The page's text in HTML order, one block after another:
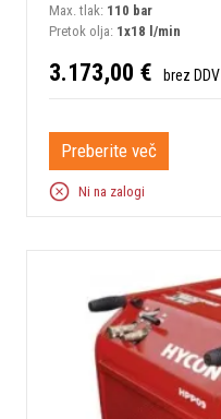
Max. tlak: 110 bar
Pretok olja: 1x18 l/min
3.173,00 € brez DDV
Preberite več
Ni na zalogi